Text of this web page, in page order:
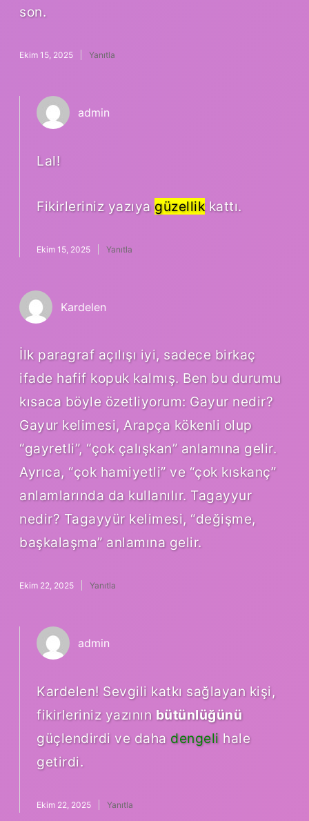
son.
Ekim 15, 2025 Yanıtla
admin
Lal!
Fikirleriniz yazıya güzellik kattı.
Ekim 15, 2025 Yanıtla
Kardelen
İlk paragraf açılışı iyi, sadece birkaç
ifade hafif kopuk kalmış. Ben bu durumu
kısaca böyle özetliyorum: Gayur nedir?
Gayur kelimesi, Arapça kökenli olup
“gayretli”, “çok çalışkan” anlamına gelir.
Ayrıca, “çok hamiyetli” ve “çok kıskanç”
anlamlarında da kullanılır. Tagayyur
nedir? Tagayyür kelimesi, “değişme,
başkalaşma” anlamına gelir.
Ekim 22, 2025 Yanıtla
admin
Kardelen! Sevgili katkı sağlayan kişi,
fikirleriniz yazının bütünlüğünü
güçlendirdi ve daha dengeli hale
getirdi.
Ekim 22, 2025 Yanıtla